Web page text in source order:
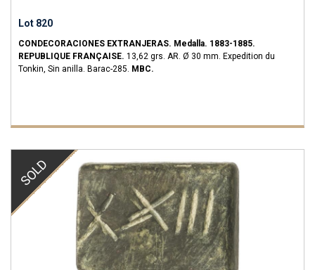
Lot 820
CONDECORACIONES EXTRANJERAS. Medalla. 1883-1885.
REPUBLIQUE FRANÇAISE. 13,62 grs. AR. Ø 30 mm. Expedition du
Tonkin, Sin anilla. Barac-285. MBC.
SOLD